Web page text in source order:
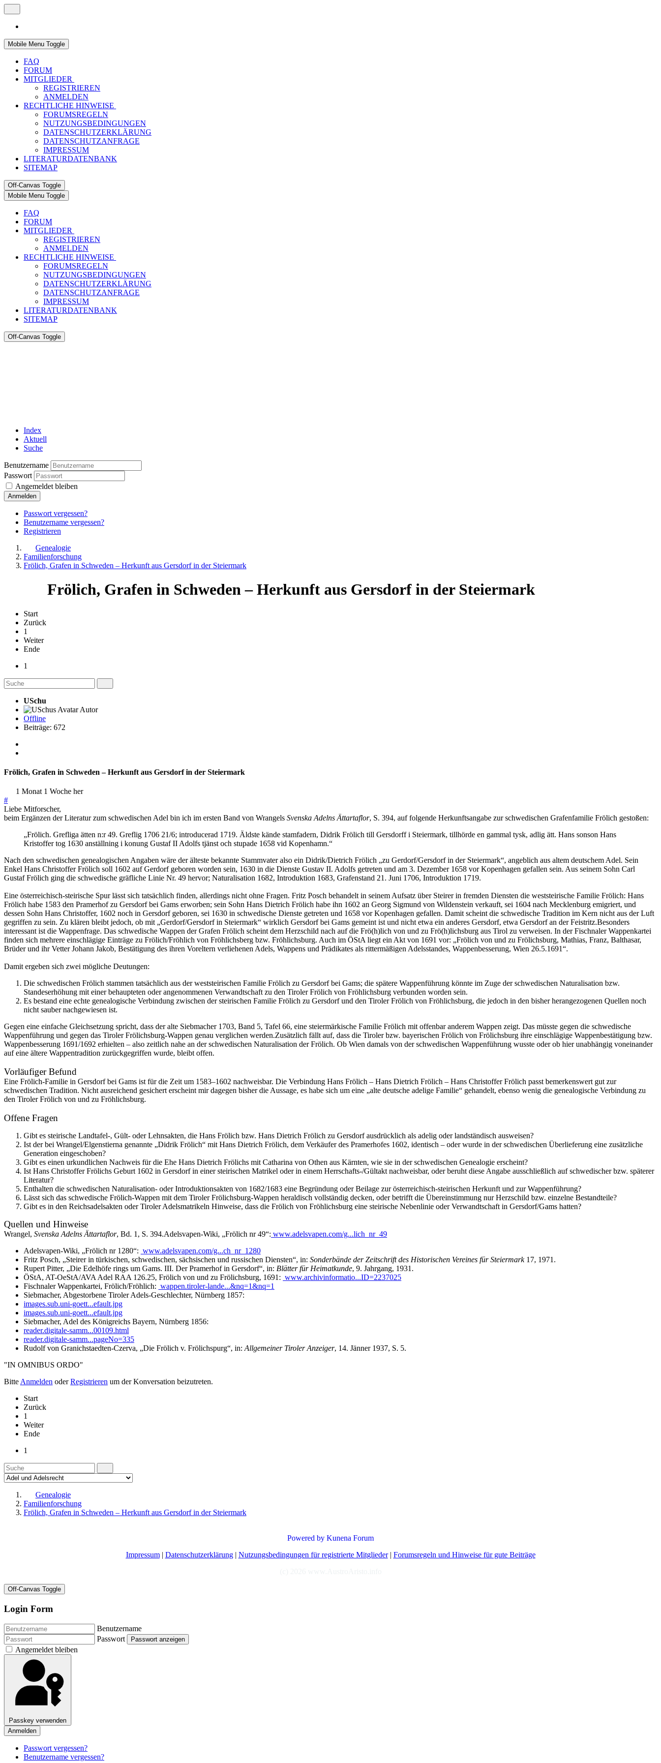
Mobile Menu Toggle
FAQ
FORUM
MITGLIEDER
REGISTRIEREN
ANMELDEN
RECHTLICHE HINWEISE
FORUMSREGELN
NUTZUNGSBEDINGUNGEN
DATENSCHUTZERKLÄRUNG
DATENSCHUTZANFRAGE
IMPRESSUM
LITERATURDATENBANK
SITEMAP
Off-Canvas Toggle
Mobile Menu Toggle
FAQ
FORUM
MITGLIEDER
REGISTRIEREN
ANMELDEN
RECHTLICHE HINWEISE
FORUMSREGELN
NUTZUNGSBEDINGUNGEN
DATENSCHUTZERKLÄRUNG
DATENSCHUTZANFRAGE
IMPRESSUM
LITERATURDATENBANK
SITEMAP
Off-Canvas Toggle
Index
Aktuell
Suche
Benutzername
Passwort
Angemeldet bleiben
Anmelden
Passwort vergessen?
Benutzername vergessen?
Registrieren
Genealogie
Familienforschung
Frölich, Grafen in Schweden – Herkunft aus Gersdorf in der Steiermark
Frölich, Grafen in Schweden – Herkunft aus Gersdorf in der Steiermark
Start
Zurück
1
Weiter
Ende
1
USchu
Autor
Offline
Beiträge: 672
Frölich, Grafen in Schweden – Herkunft aus Gersdorf in der Steiermark
1 Monat 1 Woche her
#
Liebe Mitforscher,
beim Ergänzen der Literatur zum schwedischen Adel bin ich im ersten Band von Wrangels Svenska Adelns Ättartaflor, S. 394, auf folgende Herkunftsangabe zur schwedischen Grafenfamilie Frölich gestoßen:
„Frölich. Grefliga ätten n:r 49. Greflig 1706 21/6; introducerad 1719. Äldste kände stamfadern, Didrik Frölich till Gersdorff i Steiermark, tillhörde en gammal tysk, adlig ätt. Hans sonson Hans
Kristoffer tog 1630 anställning i konung Gustaf II Adolfs tjänst och stupade 1658 vid Kopenhamn.“
Nach den schwedischen genealogischen Angaben wäre der älteste bekannte Stammvater also ein Didrik/Dietrich Frölich „zu Gerdorf/Gersdorf in der Steiermark“, angeblich aus altem deutschem Adel. Sein
Enkel Hans Christoffer Frölich soll 1602 auf Gerdorf geboren worden sein, 1630 in die Dienste Gustav II. Adolfs getreten und am 3. Dezember 1658 vor Kopenhagen gefallen sein. Aus seinem Sohn Carl
Gustaf Frölich ging die schwedische gräfliche Linie Nr. 49 hervor; Naturalisation 1682, Introduktion 1683, Grafenstand 21. Juni 1706, Introduktion 1719.
Eine österreichisch-steirische Spur lässt sich tatsächlich finden, allerdings nicht ohne Fragen. Fritz Posch behandelt in seinem Aufsatz über Steirer in fremden Diensten die weststeirische Familie Frölich: Hans
Frölich habe 1583 den Pramerhof zu Gersdorf bei Gams erworben; sein Sohn Hans Dietrich Frölich habe ihn 1602 an Georg Sigmund von Wildenstein verkauft, sei 1604 nach Mecklenburg emigriert, und
dessen Sohn Hans Christoffer, 1602 noch in Gersdorf geboren, sei 1630 in schwedische Dienste getreten und 1658 vor Kopenhagen gefallen. Damit scheint die schwedische Tradition im Kern nicht aus der Luft
gegriffen zu sein. Zu klären bleibt jedoch, ob mit „Gerdorf/Gersdorf in Steiermark“ wirklich Gersdorf bei Gams gemeint ist und nicht etwa ein anderes Gersdorf, etwa Gersdorf an der Feistritz.Besonders
interessant ist die Wappenfrage. Das schwedische Wappen der Grafen Frölich scheint dem Herzschild nach auf die Frö(h)lich von und zu Frö(h)lichsburg aus Tirol zu verweisen. In der Fischnaler Wappenkartei
finden sich mehrere einschlägige Einträge zu Frölich/Fröhlich von Fröhlichsberg bzw. Fröhlichsburg. Auch im ÖStA liegt ein Akt von 1691 vor: „Frölich von und zu Frölichsburg, Mathias, Franz, Balthasar,
Brüder und ihr Vetter Johann Jakob, Bestätigung des ihren Voreltern verliehenen Adels, Wappens und Prädikates als rittermäßigen Adelsstandes, Wappenbesserung, Wien 26.5.1691“.
Damit ergeben sich zwei mögliche Deutungen:
Die schwedischen Frölich stammen tatsächlich aus der weststeirischen Familie Frölich zu Gersdorf bei Gams; die spätere Wappenführung könnte im Zuge der schwedischen Naturalisation bzw.
Standeserhöhung mit einer behaupteten oder angenommenen Verwandtschaft zu den Tiroler Frölich von Fröhlichsburg verbunden worden sein.
Es bestand eine echte genealogische Verbindung zwischen der steirischen Familie Frölich zu Gersdorf und den Tiroler Frölich von Fröhlichsburg, die jedoch in den bisher herangezogenen Quellen noch
nicht sauber nachgewiesen ist.
Gegen eine einfache Gleichsetzung spricht, dass der alte Siebmacher 1703, Band 5, Tafel 66, eine steiermärkische Familie Frölich mit offenbar anderem Wappen zeigt. Das müsste gegen die schwedische
Wappenführung und gegen das Tiroler Frölichsburg-Wappen genau verglichen werden.Zusätzlich fällt auf, dass die Tiroler bzw. bayerischen Frölich von Frölichsburg ihre einschlägige Wappenbestätigung bzw.
Wappenbesserung 1691/1692 erhielten – also zeitlich nahe an der schwedischen Naturalisation der Frölich. Ob Wien damals von der schwedischen Wappenführung wusste oder ob hier unabhängig voneinander
auf eine ältere Wappentradition zurückgegriffen wurde, bleibt offen.
Vorläufiger Befund
Eine Frölich-Familie in Gersdorf bei Gams ist für die Zeit um 1583–1602 nachweisbar. Die Verbindung Hans Frölich – Hans Dietrich Frölich – Hans Christoffer Frölich passt bemerkenswert gut zur
schwedischen Tradition. Nicht ausreichend gesichert erscheint mir dagegen bisher die Aussage, es habe sich um eine „alte deutsche adelige Familie“ gehandelt, ebenso wenig die genealogische Verbindung zu
den Tiroler Frölich von und zu Fröhlichsburg.
Offene Fragen
Gibt es steirische Landtafel-, Gült- oder Lehnsakten, die Hans Frölich bzw. Hans Dietrich Frölich zu Gersdorf ausdrücklich als adelig oder landständisch ausweisen?
Ist der bei Wrangel/Elgenstierna genannte „Didrik Frölich“ mit Hans Dietrich Frölich, dem Verkäufer des Pramerhofes 1602, identisch – oder wurde in der schwedischen Überlieferung eine zusätzliche
Generation eingeschoben?
Gibt es einen urkundlichen Nachweis für die Ehe Hans Dietrich Frölichs mit Catharina von Othen aus Kärnten, wie sie in der schwedischen Genealogie erscheint?
Ist Hans Christoffer Frölichs Geburt 1602 in Gersdorf in einer steirischen Matrikel oder in einem Herrschafts-/Gültakt nachweisbar, oder beruht diese Angabe ausschließlich auf schwedischer bzw. späterer
Literatur?
Enthalten die schwedischen Naturalisation- oder Introduktionsakten von 1682/1683 eine Begründung oder Beilage zur österreichisch-steirischen Herkunft und zur Wappenführung?
Lässt sich das schwedische Frölich-Wappen mit dem Tiroler Frölichsburg-Wappen heraldisch vollständig decken, oder betrifft die Übereinstimmung nur Herzschild bzw. einzelne Bestandteile?
Gibt es in den Reichsadelsakten oder Tiroler Adelsmatrikeln Hinweise, dass die Frölich von Fröhlichsburg eine steirische Nebenlinie oder Verwandtschaft in Gersdorf/Gams hatten?
Quellen und Hinweise
Wrangel, Svenska Adelns Ättartaflor, Bd. 1, S. 394.Adelsvapen-Wiki, „Frölich nr 49“: www.adelsvapen.com/g...lich_nr_49
Adelsvapen-Wiki, „Frölich nr 1280“: www.adelsvapen.com/g...ch_nr_1280
Fritz Posch, „Steirer in türkischen, schwedischen, sächsischen und russischen Diensten“, in: Sonderbände der Zeitschrift des Historischen Vereines für Steiermark17, 1971.
Rupert Pitter, „Die Edelhöfe rings um Gams. III. Der Pramerhof in Gersdorf“, in: Blätter für Heimatkunde, 9. Jahrgang, 1931.
ÖStA, AT-OeStA/AVA Adel RAA 126.25, Frölich von und zu Frölichsburg, 1691: www.archivinformatio...ID=2237025
Fischnaler Wappenkartei, Frölich/Fröhlich: wappen.tiroler-lande...&nq=1&nq=1
Siebmacher, Abgestorbene Tiroler Adels-Geschlechter, Nürnberg 1857:
images.sub.uni-goett...efault.jpg
images.sub.uni-goett...efault.jpg
Siebmacher, Adel des Königreichs Bayern, Nürnberg 1856:
reader.digitale-samm...00109.html
reader.digitale-samm...pageNo=335
Rudolf von Granichstaedten-Czerva, „Die Frölich v. Frölichspurg“, in: Allgemeiner Tiroler Anzeiger, 14. Jänner 1937, S. 5.
"IN OMNIBUS ORDO"
Bitte Anmelden oderRegistrieren um der Konversation beizutreten.
Start
Zurück
1
Weiter
Ende
1
Genealogie
Familienforschung
Frölich, Grafen in Schweden – Herkunft aus Gersdorf in der Steiermark
Powered by Kunena Forum
Impressum| Datenschutzerklärung| Nutzungsbedingungen für registrierte Mitglieder| Forumsregeln und Hinweise für gute Beiträge
Off-Canvas Toggle
Login Form
Benutzername
Passwort
Passwort anzeigen
Angemeldet bleiben
Passkey verwenden
Anmelden
Passwort vergessen?
Benutzername vergessen?